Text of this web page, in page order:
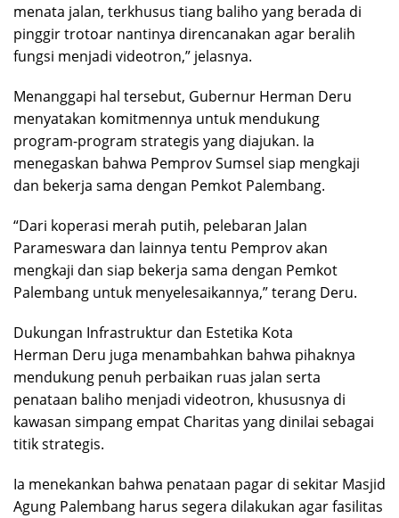
menata jalan, terkhusus tiang baliho yang berada di
pinggir trotoar nantinya direncanakan agar beralih
fungsi menjadi videotron,” jelasnya.
Menanggapi hal tersebut, Gubernur Herman Deru
menyatakan komitmennya untuk mendukung
program-program strategis yang diajukan. Ia
menegaskan bahwa Pemprov Sumsel siap mengkaji
dan bekerja sama dengan Pemkot Palembang.
“Dari koperasi merah putih, pelebaran Jalan
Parameswara dan lainnya tentu Pemprov akan
mengkaji dan siap bekerja sama dengan Pemkot
Palembang untuk menyelesaikannya,” terang Deru.
Dukungan Infrastruktur dan Estetika Kota
Herman Deru juga menambahkan bahwa pihaknya
mendukung penuh perbaikan ruas jalan serta
penataan baliho menjadi videotron, khususnya di
kawasan simpang empat Charitas yang dinilai sebagai
titik strategis.
Ia menekankan bahwa penataan pagar di sekitar Masjid
Agung Palembang harus segera dilakukan agar fasilitas